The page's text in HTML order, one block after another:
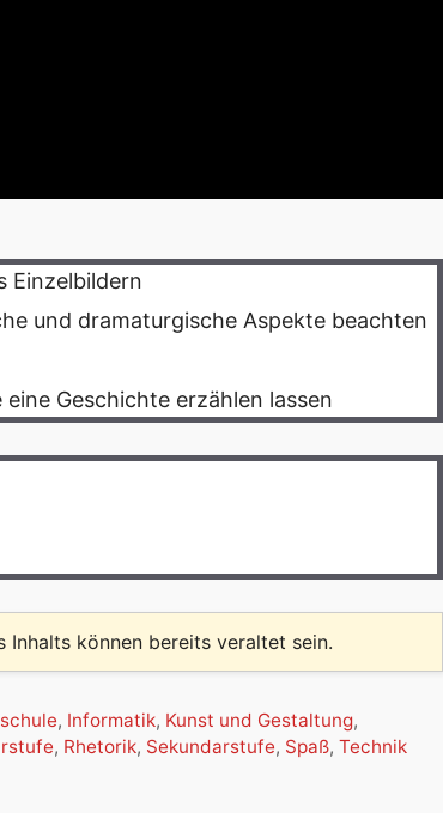
Einzelbildern
und dramaturgische Aspekte beachten
Geschichte erzählen lassen
Inhalts können bereits veraltet sein.
, Informatik, Kunst und Gestaltung,
, Rhetorik, Sekundarstufe, Spaß, Technik